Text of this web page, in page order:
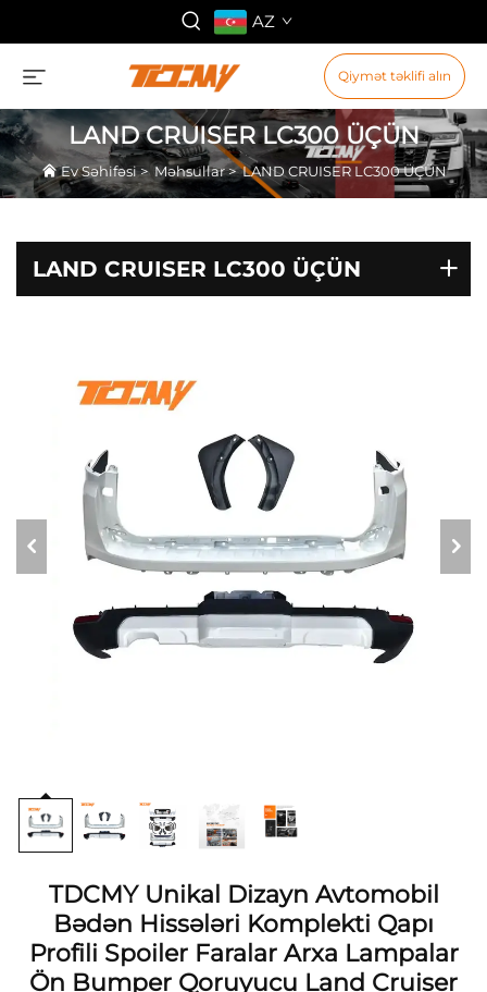
AZ
Qiymət təklifi alın
LAND CRUISER LC300 ÜÇÜN
Ev Səhifəsi>Məhsullar>LAND CRUISER LC300 ÜÇÜN
LAND CRUISER LC300 ÜÇÜN
TDCMY Unikal Dizayn Avtomobil
Bədən Hissələri Komplekti Qapı
Profili Spoiler Faralar Arxa Lampalar
Ön Bumper Qoruyucu Land Cruiser